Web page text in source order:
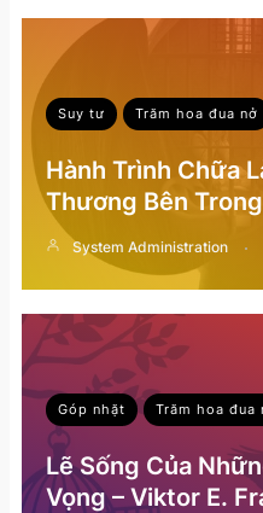
Suy tư Trăm hoa đua nở
Hành Trình Chữa
Thương Bên Trong
System Administration
Góp nhặt Trăm hoa đua
Lẽ Sống Của
Vọng – Viktor E.